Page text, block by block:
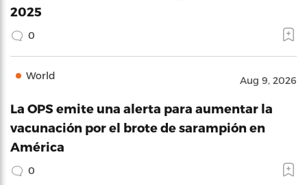
2025
0
World Aug 9, 2026
La OPS emite una alerta para aumentar la
vacunación por el brote de sarampión en
América
0